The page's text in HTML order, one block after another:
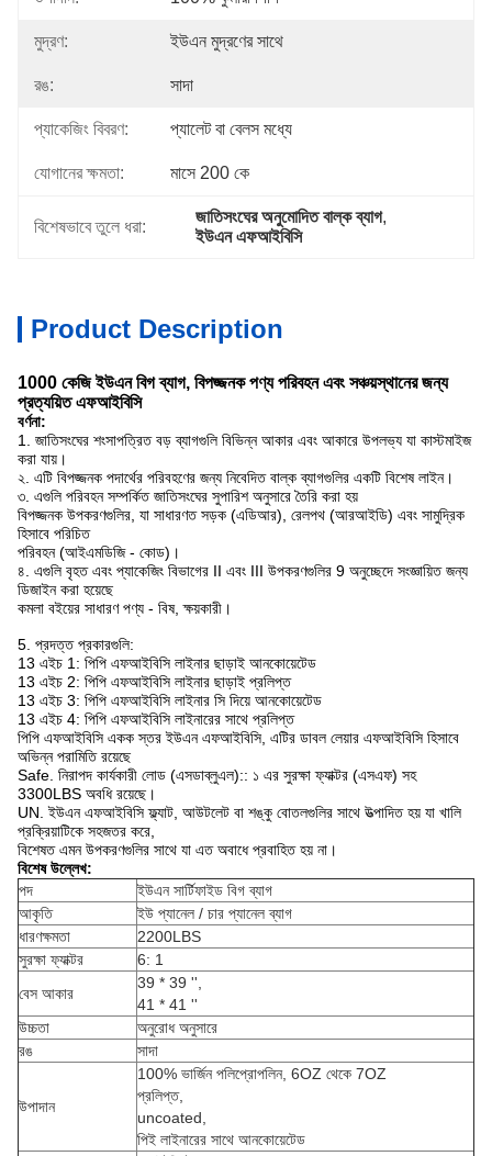
মুদ্রণ: ইউএন মুদ্রণের সাথে
রঙ: সাদা
প্যাকেজিং বিবরণ: প্যালেট বা বেলস মধ্যে
যোগানের ক্ষমতা: মাসে 200 কে
বিশেষভাবে তুলে ধরা:
জাতিসংঘের অনুমোদিত বাল্ক ব্যাগ,
ইউএন এফআইবিসি
Product Description
1000 কেজি ইউএন বিগ ব্যাগ, বিপজ্জনক পণ্য পরিবহন এবং সঞ্চয়স্থানের জন্য
প্রত্যয়িত এফআইবিসি
বর্ণনা:
1. জাতিসংঘের শংসাপত্রিত বড় ব্যাগগুলি বিভিন্ন আকার এবং আকারে উপলভ্য যা কাস্টমাইজ
করা যায়।
২. এটি বিপজ্জনক পদার্থের পরিবহণের জন্য নিবেদিত বাল্ক ব্যাগগুলির একটি বিশেষ লাইন।
৩. এগুলি পরিবহন সম্পর্কিত জাতিসংঘের সুপারিশ অনুসারে তৈরি করা হয়
বিপজ্জনক উপকরণগুলির, যা সাধারণত সড়ক (এডিআর), রেলপথ (আরআইডি) এবং সামুদ্রিক
হিসাবে পরিচিত
পরিবহন (আইএমডিজি - কোড)।
৪. এগুলি বৃহত এবং প্যাকেজিং বিভাগের II এবং III উপকরণগুলির 9 অনুচ্ছেদে সংজ্ঞায়িত জন্য
ডিজাইন করা হয়েছে
কমলা বইয়ের সাধারণ পণ্য - বিষ, ক্ষয়কারী।
5. প্রদত্ত প্রকারগুলি:
13 এইচ 1: পিপি এফআইবিসি লাইনার ছাড়াই আনকোয়েটেড
13 এইচ 2: পিপি এফআইবিসি লাইনার ছাড়াই প্রলিপ্ত
13 এইচ 3: পিপি এফআইবিসি লাইনার সি দিয়ে আনকোয়েটেড
13 এইচ 4: পিপি এফআইবিসি লাইনারের সাথে প্রলিপ্ত
পিপি এফআইবিসি একক স্তর ইউএন এফআইবিসি, এটির ডাবল লেয়ার এফআইবিসি হিসাবে
অভিন্ন পরামিতি রয়েছে
Safe. নিরাপদ কার্যকারী লোড (এসডাব্লুএল):: ১ এর সুরক্ষা ফ্যাক্টর (এসএফ) সহ
3300LBS অবধি রয়েছে।
UN. ইউএন এফআইবিসি ফ্ল্যাট, আউটলেট বা শঙ্কু বোতলগুলির সাথে উত্পাদিত হয় যা খালি
প্রক্রিয়াটিকে সহজতর করে,
বিশেষত এমন উপকরণগুলির সাথে যা এত অবাধে প্রবাহিত হয় না।
বিশেষ উল্লেখ:
পদ
ইউএন সার্টিফাইড বিগ ব্যাগ
আকৃতি
ইউ প্যানেল / চার প্যানেল ব্যাগ
ধারণক্ষমতা
2200LBS
সুরক্ষা ফ্যাক্টর
6: 1
বেস আকার
39 * 39 '',
41 * 41 ''
উচ্চতা
অনুরোধ অনুসারে
রঙ
সাদা
উপাদান
100% ভার্জিন পলিপ্রোপলিন, 6OZ থেকে 7OZ
প্রলিপ্ত,
uncoated,
পিই লাইনারের সাথে আনকোয়েটেড